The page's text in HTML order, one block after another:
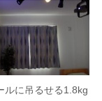
ルに吊るせる1.8kg